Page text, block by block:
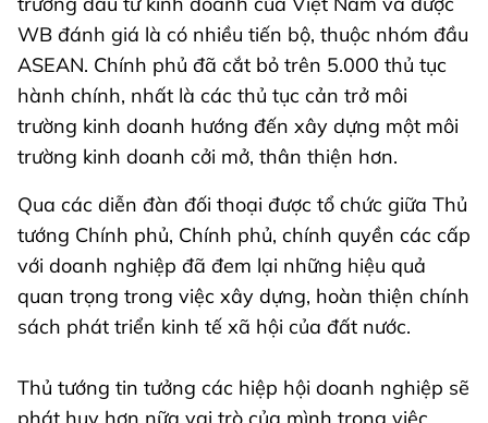
WB đánh giá là có nhiều tiến bộ, thuộc nhóm đầu
ASEAN. Chính phủ đã cắt bỏ trên 5.000 thủ tục
hành chính, nhất là các thủ tục cản trở môi
trường kinh doanh hướng đến xây dựng một môi
trường kinh doanh cởi mở, thân thiện hơn.
Qua các diễn đàn đối thoại được tổ chức giữa Thủ
tướng Chính phủ, Chính phủ, chính quyền các cấp
với doanh nghiệp đã đem lại những hiệu quả
quan trọng trong việc xây dựng, hoàn thiện chính
sách phát triển kinh tế xã hội của đất nước.
Thủ tướng tin tưởng các hiệp hội doanh nghiệp sẽ
phát huy hơn nữa vai trò của mình trong việc